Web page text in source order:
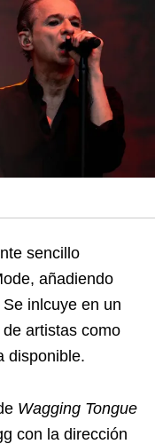
sencillo
añadiendo
inlcuye en un
artistas como
disponible.
Wagging Tongue
con la dirección